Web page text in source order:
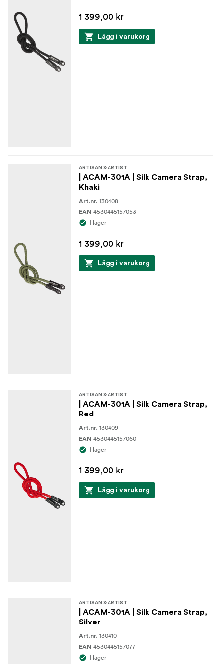
1 399,00 kr
Lägg i varukorg
ARTISAN & ARTIST
| ACAM-301A | Silk Camera Strap,
Khaki
Art.nr. 130408
EAN 4530445157053
I lager
1 399,00 kr
Lägg i varukorg
ARTISAN & ARTIST
| ACAM-301A | Silk Camera Strap,
Red
Art.nr. 130409
EAN 4530445157060
I lager
1 399,00 kr
Lägg i varukorg
ARTISAN & ARTIST
| ACAM-301A | Silk Camera Strap,
Silver
Art.nr. 130410
EAN 4530445157077
I lager